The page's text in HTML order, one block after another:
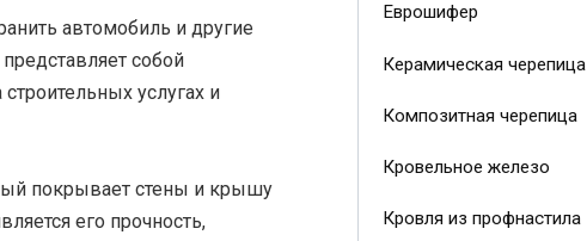
автомобиль и другие
собой
услугах и
покрывает стены и крышу
его прочность,
Еврошифер
Керамическая черепица
Композитная черепица
Кровельное железо
Кровля из профнастила